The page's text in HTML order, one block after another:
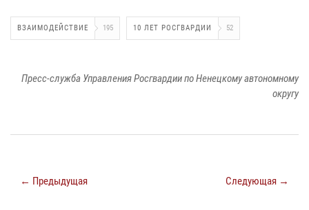
ВЗАИМОДЕЙСТВИЕ 195 10 ЛЕТ РОСГВАРДИИ 52
Пресс-служба Управления Росгвардии по Ненецкому автономному
округу
← Предыдущая Следующая →